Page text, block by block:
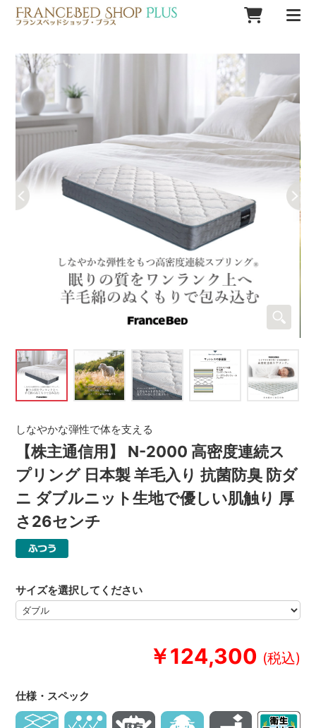
【株主通信用】 N-2000 高密度連続ス
プリング 日本製 羊毛入り 抗菌防臭 防ダ
ニ ダブルニット生地で優しい肌触り 厚
さ26センチ
しなやかな弾性で体を支える
￥124,300
サイズを選択してください
仕様・スペック